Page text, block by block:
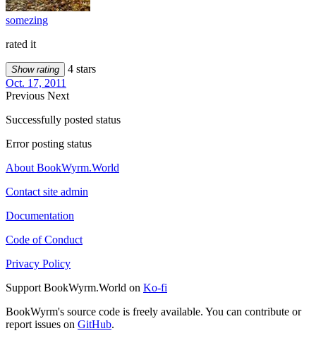
somezing
rated it
Show rating
4 stars
Oct. 17, 2011
Previous Next
Successfully posted status
Error posting status
About BookWyrm.World
Contact site admin
Documentation
Code of Conduct
Privacy Policy
Support BookWyrm.World on Ko-fi
BookWyrm's source code is freely available. You can contribute or
report issues on GitHub.